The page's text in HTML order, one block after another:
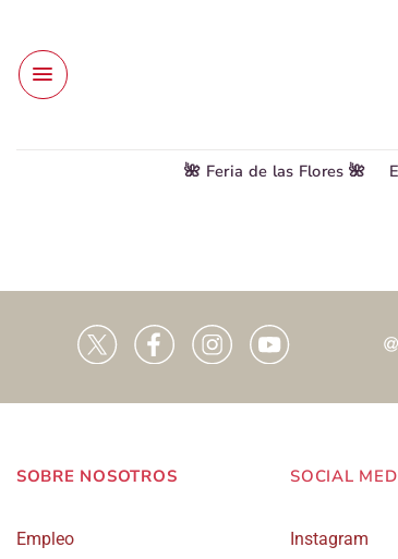
contenido
🌺 Feria de las Flores 🌺
SOBRE NOSOTROS
Empleo
SOCIAL
Instagram